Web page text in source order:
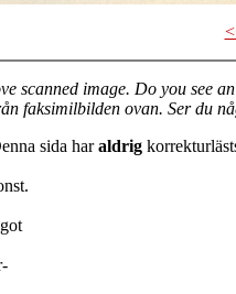
scanned image. Do you see
faksimilbilden ovan. Ser du
sida haraldrig